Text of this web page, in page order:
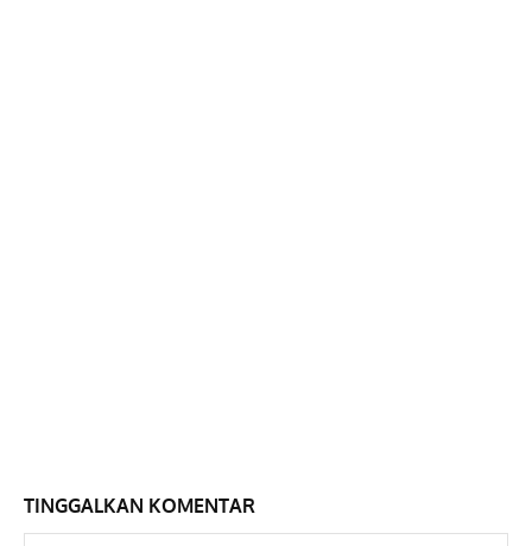
TINGGALKAN KOMENTAR